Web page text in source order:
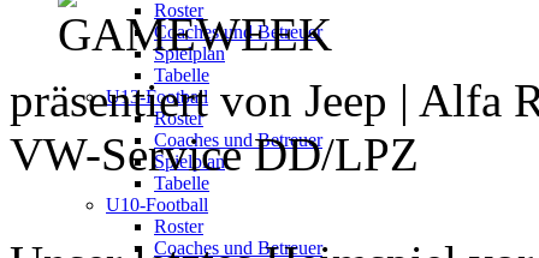
Roster
Coaches und Betreuer
Spielplan
Tabelle
U13-Football
Roster
Coaches und Betreuer
Spielplan
Tabelle
U10-Football
Roster
Coaches und Betreuer
präsentiert von Jeep | Alfa
VW-Service DD/LPZ